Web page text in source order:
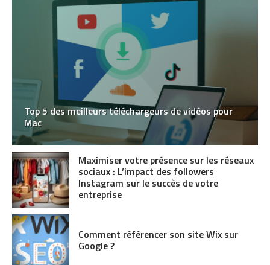
Top 5 des meilleurs téléchargeurs de vidéos pour
Mac
Maximiser votre présence sur les réseaux
sociaux : L’impact des followers
Instagram sur le succès de votre
entreprise
Comment référencer son site Wix sur
Google ?